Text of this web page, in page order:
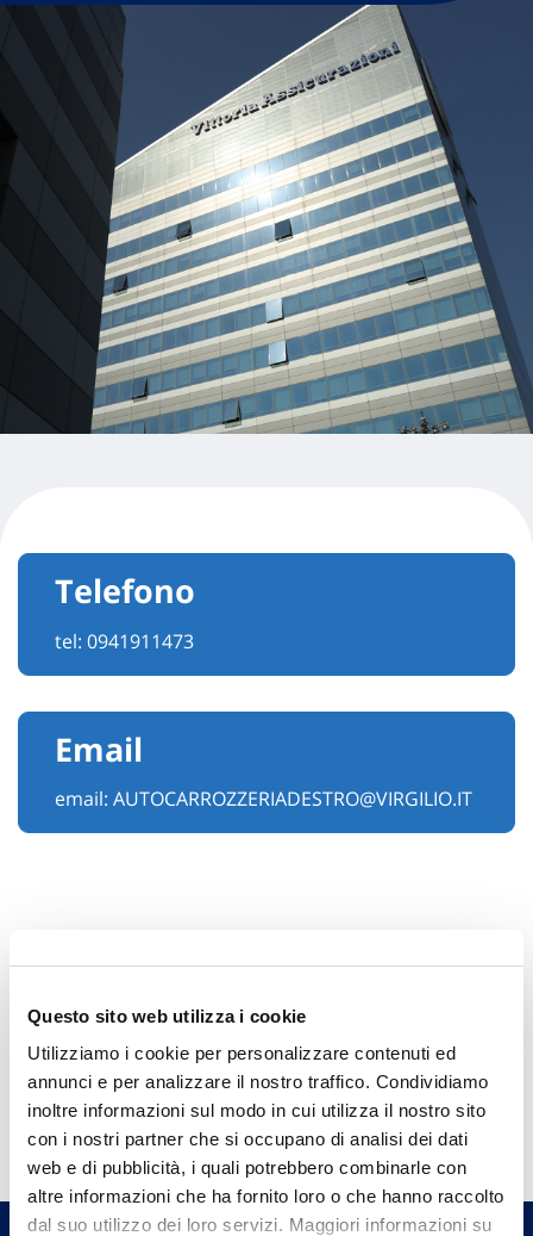
Questo sito web utilizza i cookie
Utilizziamo i cookie per personalizzare contenuti ed
annunci e per analizzare il nostro traffico. Condividiamo
inoltre informazioni sul modo in cui utilizza il nostro sito
con i nostri partner che si occupano di analisi dei dati
web e di pubblicità, i quali potrebbero combinarle con
altre informazioni che ha fornito loro o che hanno raccolto
dal suo utilizzo dei loro servizi. Maggiori informazioni su
Telefono
tel: 0941911473
Email
email: AUTOCARROZZERIADESTRO@VIRGILIO.IT
Hai bisogno di
informazioni?
Trova l'Agenzia più vicina a te e parla con
un nostro Agente.